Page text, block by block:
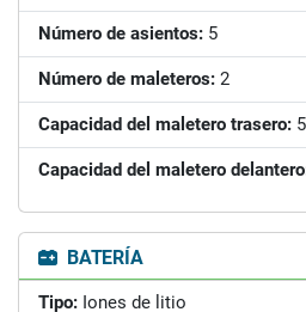
Número de asientos: 5
Número de maleteros: 2
Capacidad del maletero trasero:
Capacidad del maletero
BATERÍA
Tipo: Iones de litio